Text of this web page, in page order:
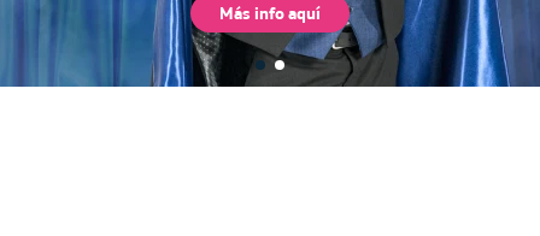
Más info aquí